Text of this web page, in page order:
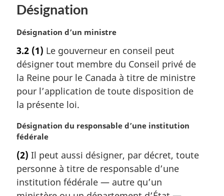
e
:Désignation
N
t
e
m
a
r
g
n
a
l
:
Désignation d’un ministre
3.2 (1) Le gouverneur en conseil peut
désigner tout membre du Conseil privé de
la Reine pour le Canada à titre de ministre
pour l’application de toute disposition de
la présente loi.
N
o
e
m
a
r
Désignation du responsable d’une institution
fédérale
(2) Il peut aussi désigner, par décret, toute
personne à titre de responsable d’une
institution fédérale — autre qu’un